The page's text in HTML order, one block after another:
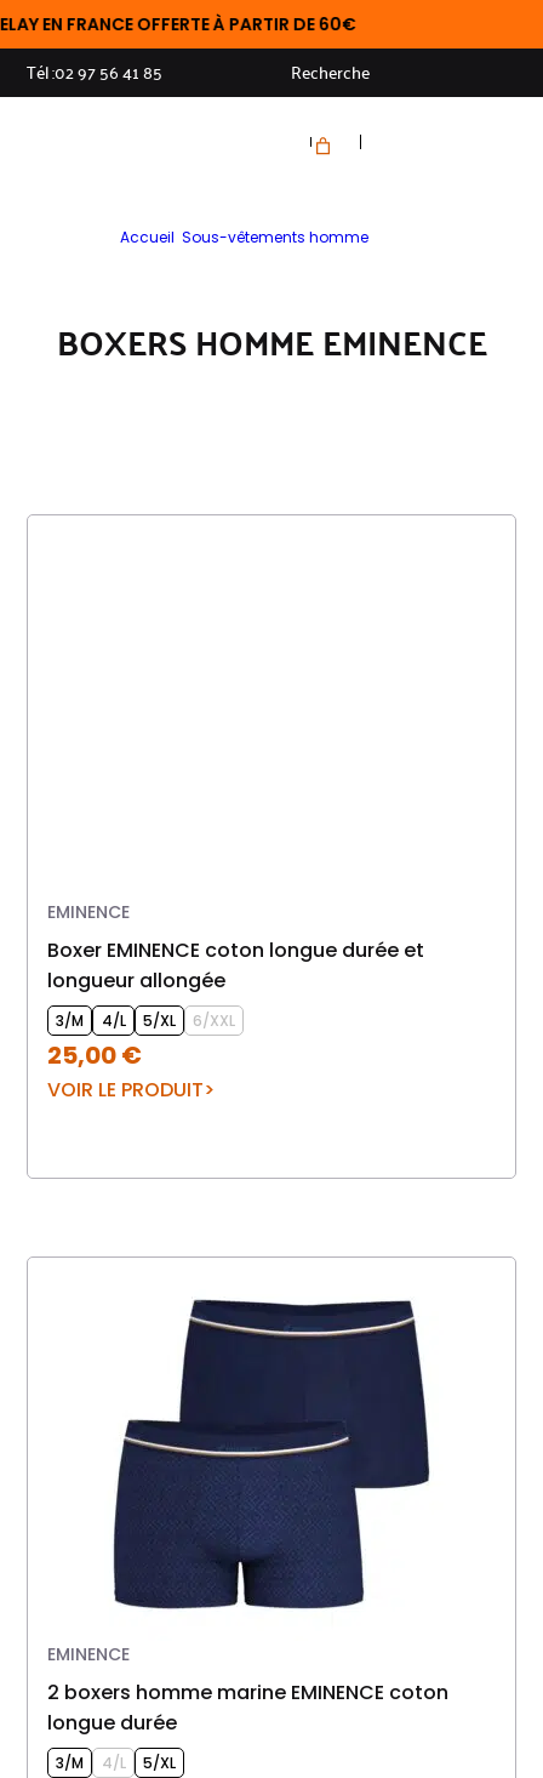
FRANCE OFFERTE À PARTIR DE 60€
Tél :02 97 56 41 85 Recherche
Accueil Sous-vêtements homme>
BOXERS HOMME EMINENCE
EMINENCE
Boxer EMINENCE coton longue durée et
longueur allongée
3/M 4/L 5/XL 6/XXL
25,00€
VOIR LE PRODUIT
EMINENCE
2 boxers homme marine EMINENCE coton
longue durée
3/M 4/L 5/XL